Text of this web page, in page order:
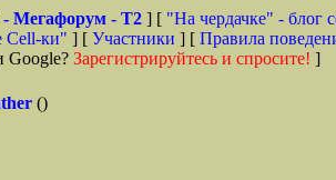
Мегафорум - T2 ] [ "На чердачке" - блог
Сell-ки" ] [ Участники ] [ Правила
Google? Зарегистрируйтесь и спросите! ]
()